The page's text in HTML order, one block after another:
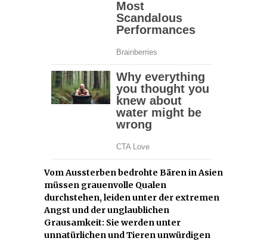
Vom Aussterben bedrohte Bären in Asien
müssen grauenvolle Qualen
durchstehen, leiden unter der extremen
Angst und der unglaublichen
Grausamkeit: Sie werden unter
unnatürlichen und Tieren unwürdigen